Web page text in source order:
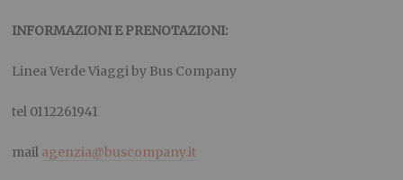
INFORMAZIONI E PRENOTAZIONI:
Linea Verde Viaggi by Bus Company
tel 0112261941
mail agenzia@buscompany.it